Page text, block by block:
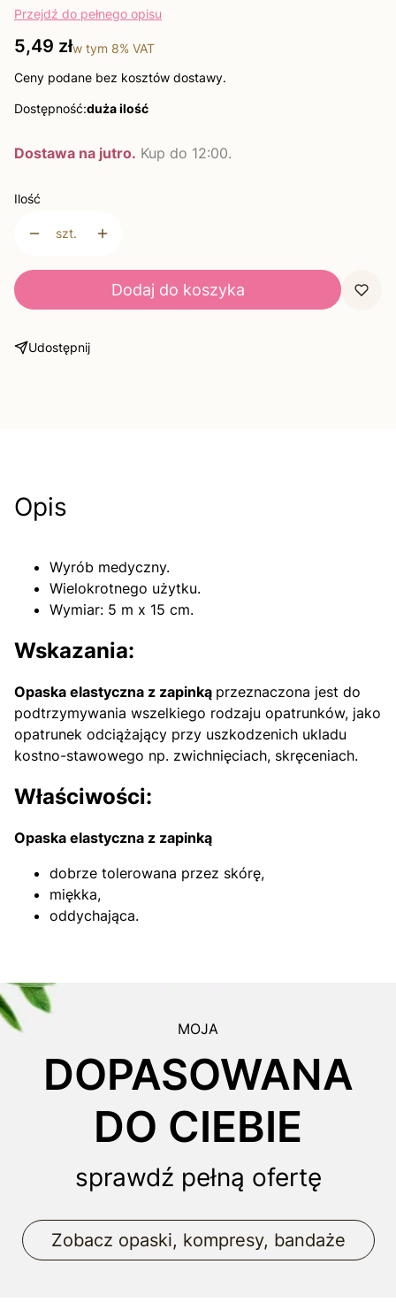
Przejdź do pełnego opisu
Cena
5,49 złw tym 8% VAT
Ceny podane bez kosztów dostawy.
Dostępność:duża ilość
Dostawa na jutro. Kup do 12:00.
Ilość
szt.
Dodaj do koszyka
Udostępnij
Opis
Wyrób medyczny.
Wielokrotnego użytku.
Wymiar: 5 m x 15 cm.
Wskazania:
Opaska elastyczna z zapinką przeznaczona jest do
podtrzymywania wszelkiego rodzaju opatrunków, jako
opatrunek odciążający przy uszkodzenich ukladu
kostno-stawowego np. zwichnięciach, skręceniach.
Właściwości:
Opaska elastyczna z zapinką
dobrze tolerowana przez skórę,
miękka,
oddychająca.
MOJA
DOPASOWANA
DO CIEBIE
sprawdź pełną ofertę
Zobacz opaski, kompresy, bandaże